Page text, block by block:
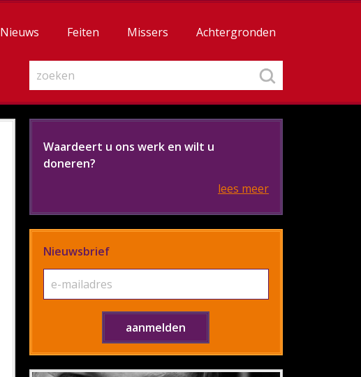
Nieuws Feiten Missers Achtergronden
Waardeert u ons werk en wilt u
doneren?
lees meer
Nieuwsbrief